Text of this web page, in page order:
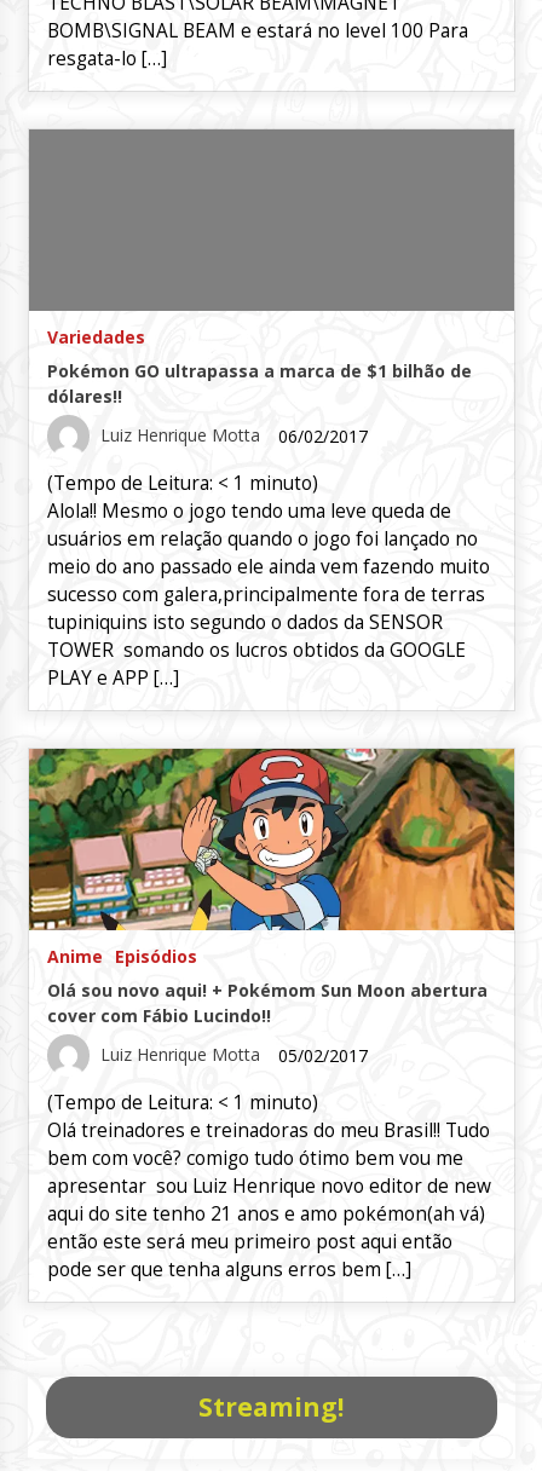
BOMB\SIGNAL BEAM e estará no level 100 Para
resgata-lo […]
Variedades
Pokémon GO ultrapassa a marca de $1 bilhão de
dólares!!
Luiz Henrique Motta
06/02/2017
(Tempo de Leitura: < 1 minuto)
Alola!! Mesmo o jogo tendo uma leve queda de
usuários em relação quando o jogo foi lançado no
meio do ano passado ele ainda vem fazendo muito
sucesso com galera,principalmente fora de terras
tupiniquins isto segundo o dados da SENSOR
TOWER somando os lucros obtidos da GOOGLE
PLAY e APP […]
Anime
Episódios
Olá sou novo aqui! + Pokémom Sun Moon abertura
cover com Fábio Lucindo!!
Luiz Henrique Motta
05/02/2017
(Tempo de Leitura: < 1 minuto)
Olá treinadores e treinadoras do meu Brasil!! Tudo
bem com você? comigo tudo ótimo bem vou me
apresentar sou Luiz Henrique novo editor de new
aqui do site tenho 21 anos e amo pokémon(ah vá)
então este será meu primeiro post aqui então
pode ser que tenha alguns erros bem […]
Streaming!